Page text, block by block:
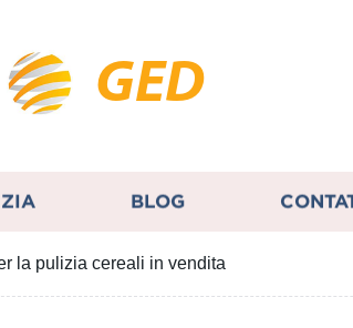
GED
BLOG
la pulizia cereali in vendita